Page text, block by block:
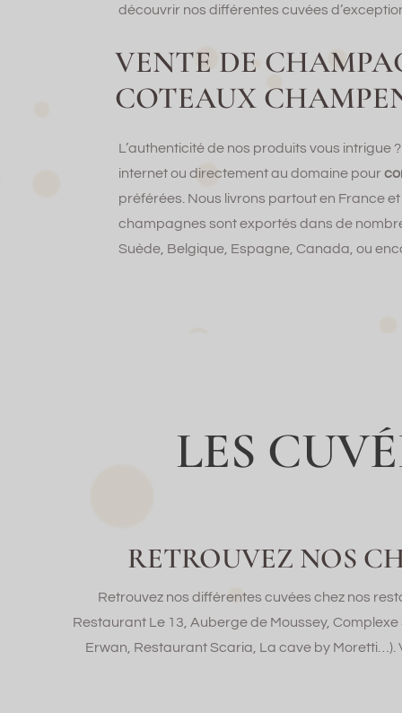
découvrir nos différentes cuvées
VENTE DE
COTEAUX
L’authenticité de nos produits vous intrigue
internet ou directement au domaine pour
préférées. Nous livrons partout en France
champagnes sont exportés dans de
Suède, Belgique, Espagne, Canada, ou
LES
RETROUVEZ NOS
Retrouvez nos différentes cuvées chez nos
Restaurant Le 13, Auberge de Moussey,
Erwan, Restaurant Scaria, La cave by Moretti…).